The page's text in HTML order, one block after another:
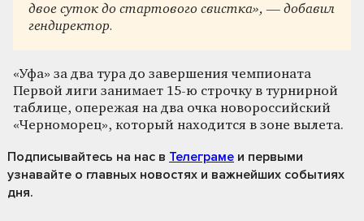
двое суток до стартового свистка», — добавил
гендиректор.
«Уфа» за два тура до завершения чемпионата
Первой лиги занимает 15-ю строчку в турнирной
таблице, опережая на два очка новороссийский
«Черноморец», который находится в зоне вылета.
Подписывайтесь на нас в Телеграме и первыми
узнавайте о главных новостях и важнейших событиях
дня.